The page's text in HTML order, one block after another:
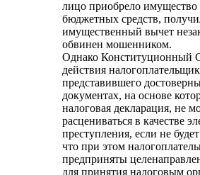
лицо приобрело имущество
бюджетных средств,
имущественный вычет
обвинен мошенником.
Однако Конституционный
действия
представившего
документах, на основе
налоговая декларация, не
расцениваться в качестве
преступления, если не
что при этом
предприняты
для принятия налоговым